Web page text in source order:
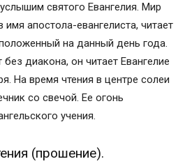
святого Евангелия. Мир
апостола-евангелиста, читает
на данный день года.
диакона, он читает Евангелие
На время чтения в центре солеи
со свечой. Ее огонь
учения.
(прошение).